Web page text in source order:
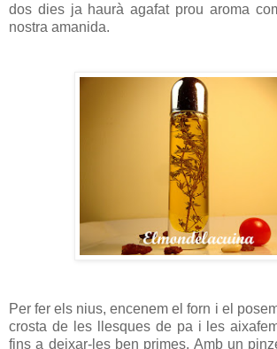
dos dies ja haurà agafat prou aroma
nostra amanida.
Per fer els nius, encenem el forn i el
crosta de les llesques de pa i les
fins a deixar-les ben primes. Amb un